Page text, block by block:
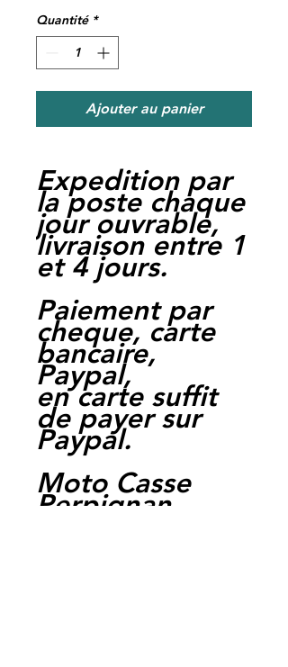
Quantité *
Ajouter au panier
Expedition par
la poste chaque
jour ouvrable,
livraison entre 1
et 4 jours.
Paiement par
cheque, carte
bancaire,
Paypal,
en carte suffit
de payer sur
Paypal.
Moto Casse
Perpignan